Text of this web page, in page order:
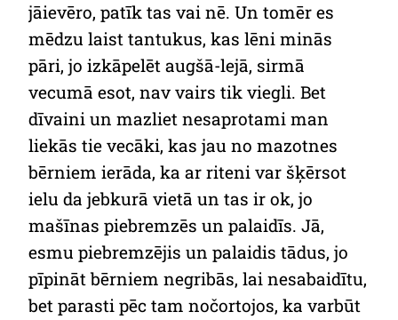
jāievēro, patīk tas vai nē. Un tomēr es
mēdzu laist tantukus, kas lēni minās
pāri, jo izkāpelēt augšā-lejā, sirmā
vecumā esot, nav vairs tik viegli. Bet
dīvaini un mazliet nesaprotami man
liekās tie vecāki, kas jau no mazotnes
bērniem ierāda, ka ar riteni var šķērsot
ielu da jebkurā vietā un tas ir ok, jo
mašīnas piebremzēs un palaidīs. Jā,
esmu piebremzējis un palaidis tādus, jo
pīpināt bērniem negribās, lai nesabaidītu,
bet parasti pēc tam nočortojos, ka varbūt